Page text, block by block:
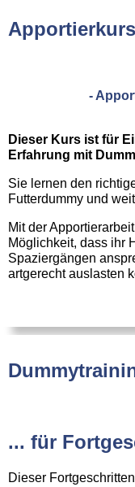
-
Dieser Kurs ist für
Erfahrung mit
Sie lernen den
Futterdummy und
Mit der
Möglichkeit, dass ihr
Spaziergängen
artgerecht auslasten
... für
Dieser